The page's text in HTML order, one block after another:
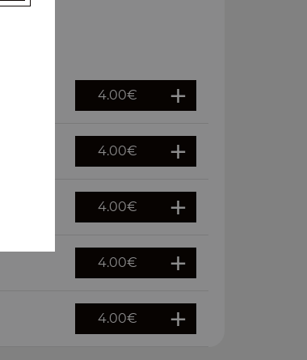
4.00€
4.00€
4.00€
4.00€
4.00€